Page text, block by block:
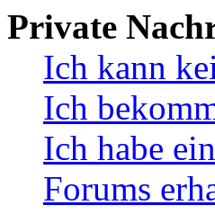
Private
Ich kann
Ich
Ich habe
Forums